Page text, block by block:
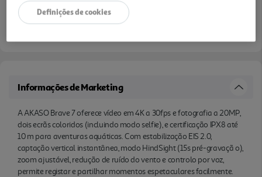
Seguintes:
Informações de Marketing
A AKASO Brave 7 oferece vídeo em 4K a 30fps e fotografia a 20MP,
dois ecrãs coloridos (incluindo modo selfie), e certificação IPX8 até
10 m para aventuras aquáticas. Com estabilização EIS 2.0,
captação vertical instantânea, modo HindSight (15s pré-gravaçã o),
zoom ajustável, redução de ruído do vento e controlo por voz,
permite registar e partilhar momentos espetaculares facilmente.
Definições de cookies